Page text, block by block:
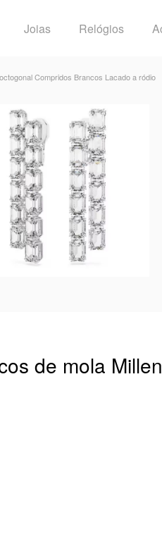
Joias Relógios
Compridos Brancos Lacado a ródio
de mola